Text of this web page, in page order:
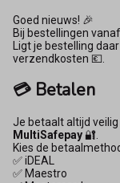
Goed nieuws! 🎉
Bij bestellingen vanaf
Ligt je bestelling
verzendkosten 💶.
💳 Betalen
Je betaalt altijd
MultiSafepay 🔐.
Kies de
✅ iDEAL
✅ Maestro